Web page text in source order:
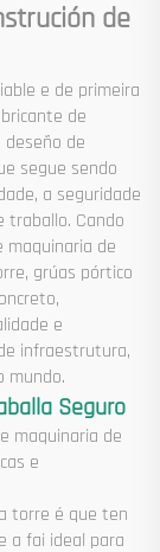
de
e de primeira
de
de
segue sendo
a seguridade
traballo. Cando
maquinaria de
grúas pórtico
e
infraestrutura,
mundo.
Seguro
maquinaria de
e
torre é que ten
a fai ideal para